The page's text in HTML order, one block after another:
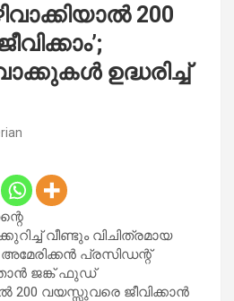
200
ഉദ്ധരിച്ച്
വീണ്ടും വിചിത്രമായ
പ്രസിഡന്റ്
ജങ്ക് ഫുഡ്
200 വയസ്സുവരെ ജീവിക്കാൻ